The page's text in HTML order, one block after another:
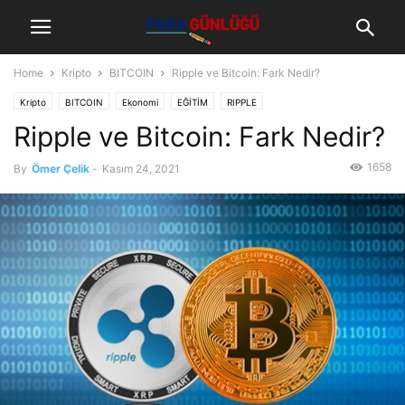
Home Kripto BITCOIN Ripple ve Bitcoin: Fark Nedir?
Kripto BITCOIN Ekonomi EĞİTİM RIPPLE
Ripple ve Bitcoin: Fark Nedir?
By Ömer Çelik - Kasım 24, 2021 1658